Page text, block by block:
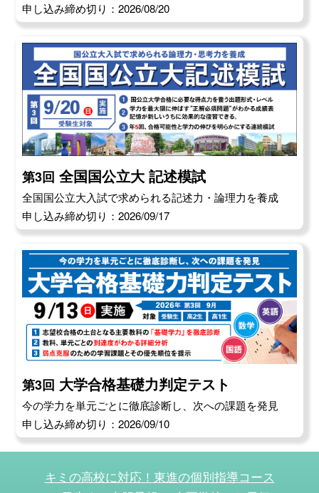
申し込み締め切り：2026/08/20
第3回 全国国公立大 記述模試
全国国公立大入試で求められる記述力・論理力を養成
申し込み締め切り：2026/09/17
第3回 大学合格基礎力判定テスト
今の学力を単元ごとに徹底診断し、次への課題を発見
申し込み締め切り：2026/09/10
キミの高校に対応！東進の個別指導コース